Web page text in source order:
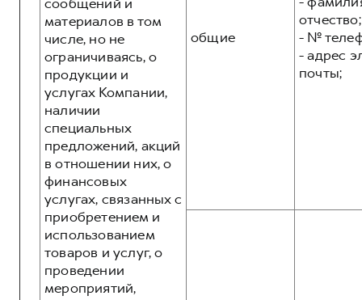
материалов в том
числе, но не
ограничиваясь, о
продукции и
услугах Компании,
наличии
специальных
предложений, акций
в отношении них, о
финансовых
услугах, связанных с
приобретением и
использованием
товаров и услуг, о
проведении
мероприятий,
общие
отчество;
- №
- адрес
почты;